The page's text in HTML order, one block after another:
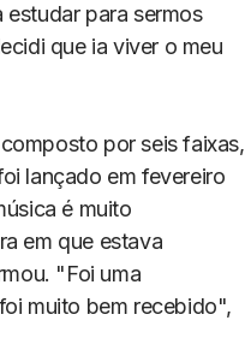
estudar para sermos
que ia viver o meu
por seis faixas,
lançado em fevereiro
é muito
em que estava
"Foi uma
muito bem recebido",